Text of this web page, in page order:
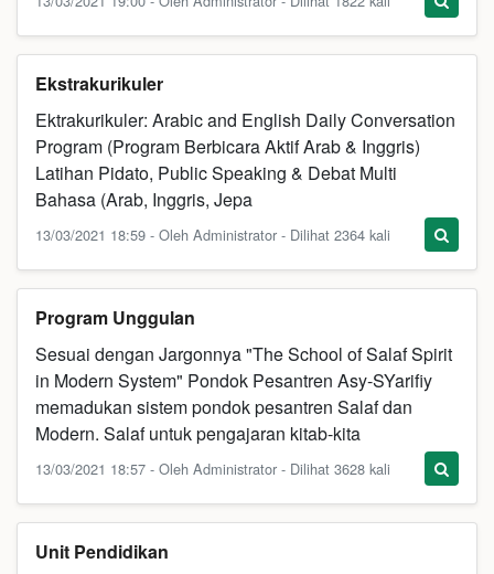
Ekstrakurikuler
Ektrakurikuler: Arabic and English Daily Conversation
Program (Program Berbicara Aktif Arab & Inggris)
Latihan Pidato, Public Speaking & Debat Multi
Bahasa (Arab, Inggris, Jepa
13/03/2021 18:59 - Oleh Administrator - Dilihat 2364 kali
Program Unggulan
Sesuai dengan Jargonnya "The School of Salaf Spirit
in Modern System" Pondok Pesantren Asy-SYarifiy
memadukan sistem pondok pesantren Salaf dan
Modern. Salaf untuk pengajaran kitab-kita
13/03/2021 18:57 - Oleh Administrator - Dilihat 3628 kali
Unit Pendidikan